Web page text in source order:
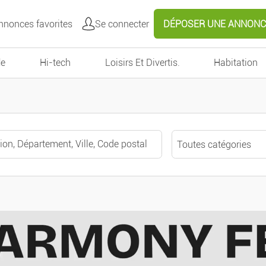
favorites Se connecter DÉPOSER UNE
Hi-tech Loisirs Et Divertis. Habitation
Effacer Valider
Toutes catégories
Toutes catégories
Voitures